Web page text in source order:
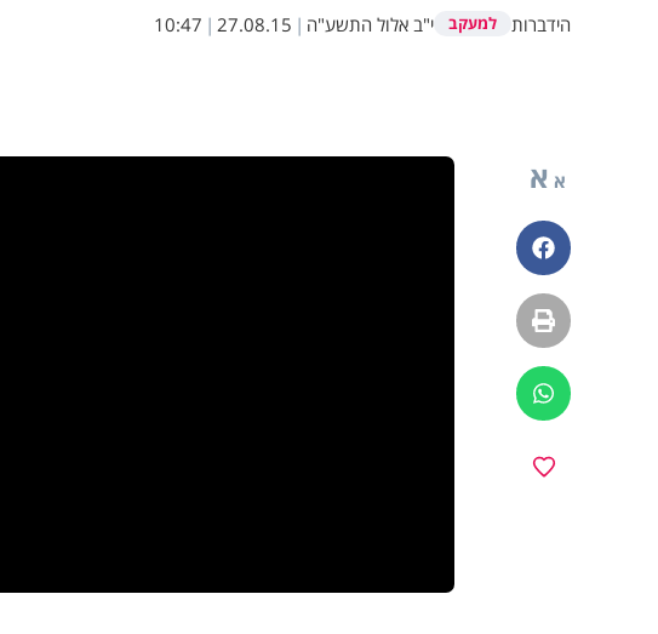
הידברות למעקב י"ב אלול התשע"ה |
27.08.15
|
10:47
א א
פייסבוק
הדפסה
ווטסאפ